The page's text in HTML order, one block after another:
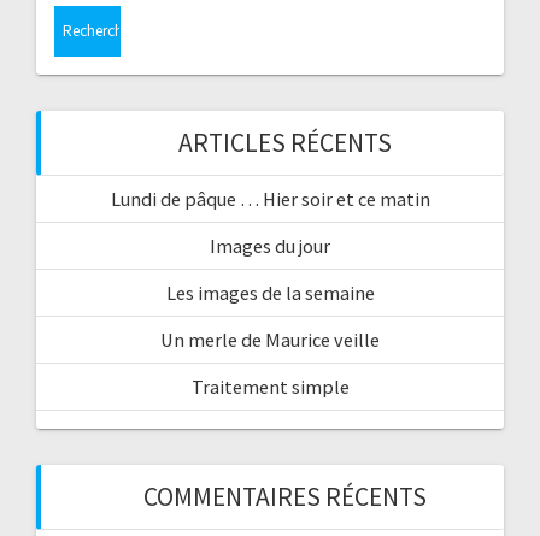
ARTICLES RÉCENTS
Lundi de pâque … Hier soir et ce matin
Images du jour
Les images de la semaine
Un merle de Maurice veille
Traitement simple
COMMENTAIRES RÉCENTS